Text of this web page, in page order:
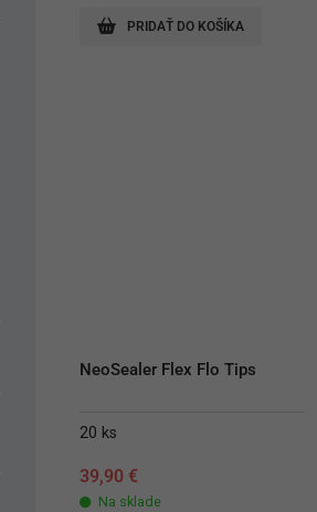
PRIDAŤ DO KOŠÍKA
NeoSealer Flex Flo Tips
20 ks
39,90 €
Na sklade